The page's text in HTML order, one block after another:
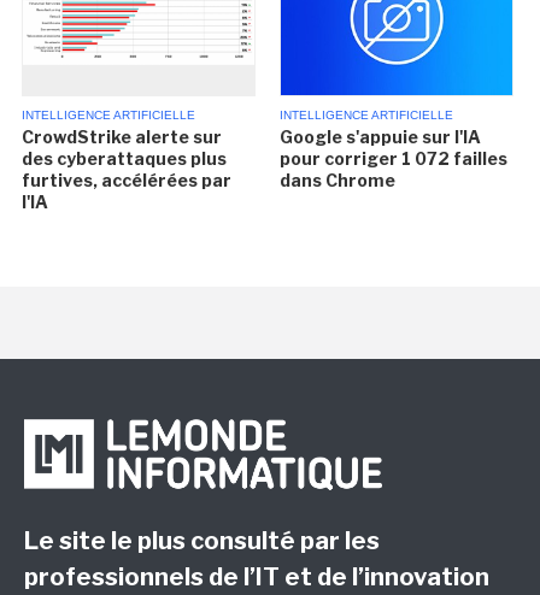
INTELLIGENCE ARTIFICIELLE
CrowdStrike alerte sur
des cyberattaques plus
furtives, accélérées par
l'IA
INTELLIGENCE ARTIFICIELLE
Google s'appuie sur l'IA
pour corriger 1 072 failles
dans Chrome
Le site le plus consulté par les
professionnels de l’IT et de l’innovation